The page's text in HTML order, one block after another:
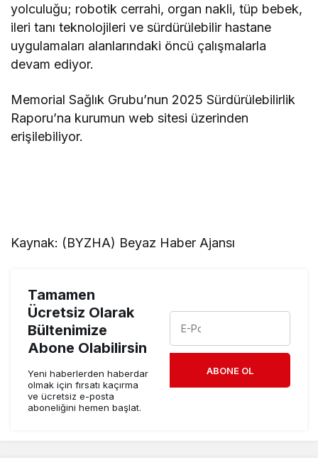
yolculuğu; robotik cerrahi, organ nakli, tüp bebek,
ileri tanı teknolojileri ve sürdürülebilir hastane
uygulamaları alanlarındaki öncü çalışmalarla
devam ediyor.
Memorial Sağlık Grubu’nun 2025 Sürdürülebilirlik
Raporu’na kurumun web sitesi üzerinden
erişilebiliyor.
Kaynak: (BYZHA) Beyaz Haber Ajansı
Tamamen
Ücretsiz Olarak
Bültenimize
Abone Olabilirsin
Yeni haberlerden haberdar
olmak için fırsatı kaçırma
ve ücretsiz e-posta
aboneliğini hemen başlat.
ABONE OL